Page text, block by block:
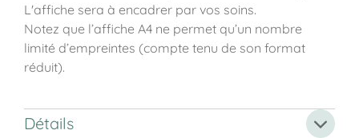
L'affiche sera à encadrer par vos soins.
Notez que l’affiche A4 ne permet qu’un nombre
limité d’empreintes (compte tenu de son format
réduit).
Détails